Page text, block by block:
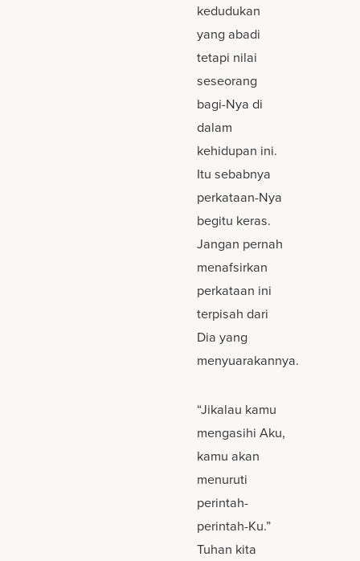
kedudukan
yang abadi
tetapi nilai
seseorang
bagi-Nya di
dalam
kehidupan ini.
Itu sebabnya
perkataan-Nya
begitu keras.
Jangan pernah
menafsirkan
perkataan ini
terpisah dari
Dia yang
menyuarakannya.
“Jikalau kamu
mengasihi Aku,
kamu akan
menuruti
perintah-
perintah-Ku.”
Tuhan kita